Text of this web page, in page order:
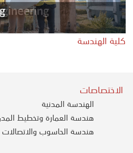
كلية الهندسة
الاختصاصات
Engineeringالهندسة المدنية
هندسة العمارة وتخطيط
هندسة الحاسوب والاتصالات